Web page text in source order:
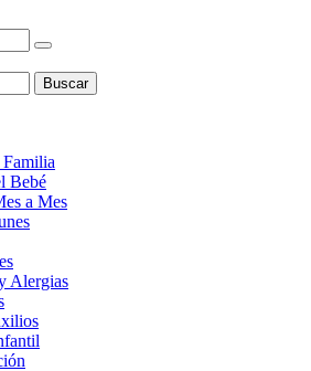
Bebé
a Mes
Alergias